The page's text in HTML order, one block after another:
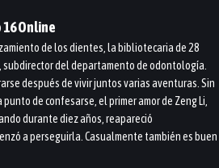
16Online
de los dientes, la bibliotecaria de 28
subdirector del departamento de odontología.
después de vivir juntos varias aventuras. Sin
de confesarse, el primer amor de Zeng Li,
durante diez años, reapareció
a perseguirla. Casualmente también es buen